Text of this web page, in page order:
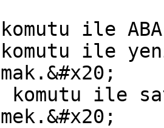
ile
komutu ile
komutu ile